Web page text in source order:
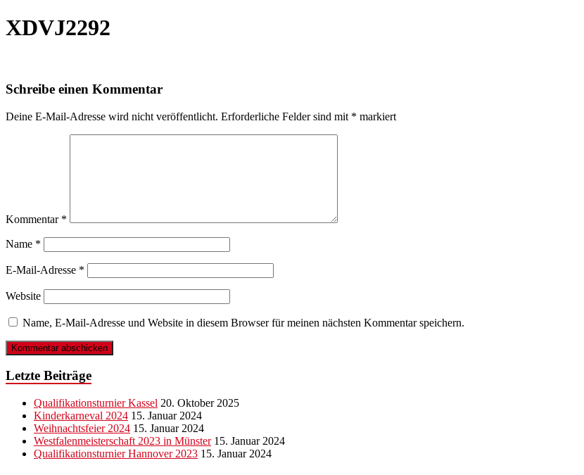
XDVJ2292
Schreibe einen Kommentar
Deine E-Mail-Adresse wird nicht veröffentlicht. Erforderliche Felder sind mit * markiert
Kommentar *
Name *
E-Mail-Adresse *
Website
Name, E-Mail-Adresse und Website in diesem Browser für meinen nächsten Kommentar speichern.
Letzte Beiträge
Qualifikationsturnier Kassel 20. Oktober 2025
Kinderkarneval 2024 15. Januar 2024
Weihnachtsfeier 2024 15. Januar 2024
Westfalenmeisterschaft 2023 in Münster 15. Januar 2024
Qualifikationsturnier Hannover 2023 15. Januar 2024